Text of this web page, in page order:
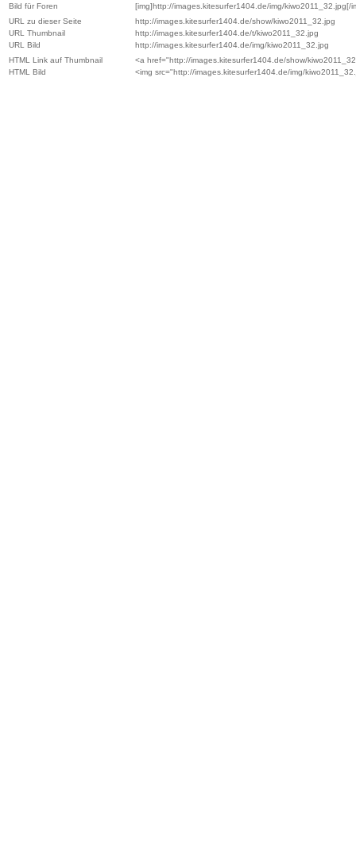
Bild für Foren
[img]http://images.kitesurfer1404.de/img/kiwo2011_32.jpg[/
URL zu dieser Seite
http://images.kitesurfer1404.de/show/kiwo2011_32.jpg
URL Thumbnail
http://images.kitesurfer1404.de/t/kiwo2011_32.jpg
URL Bild
http://images.kitesurfer1404.de/img/kiwo2011_32.jpg
HTML Link auf Thumbnail
<a href="http://images.kitesurfer1404.de/show/
HTML Bild
<img src="http://images.kitesurfer1404.de/img/